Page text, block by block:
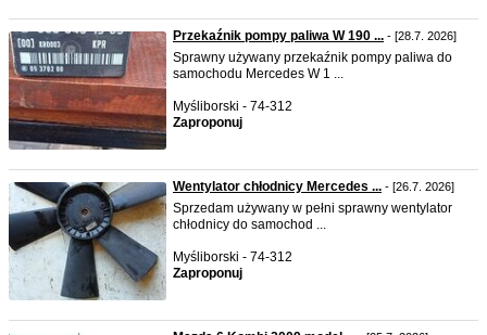
Przekaźnik pompy paliwa W 190 ... - [28.7. 2026]
Sprawny używany przekaźnik pompy paliwa do
samochodu Mercedes W 1 ...
Myśliborski - 74-312
Zaproponuj
Wentylator chłodnicy Mercedes ... - [26.7. 2026]
Sprzedam używany w pełni sprawny wentylator
chłodnicy do samochod ...
Myśliborski - 74-312
Zaproponuj